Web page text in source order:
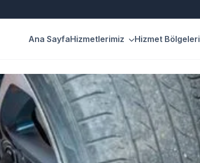
Ana SayfaHizmetlerimiz Hizmet Bölgeleri